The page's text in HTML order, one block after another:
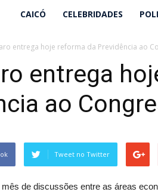
Lucielio
Henrique
CAICÓ CELEBRIDADES
entrega hoje reforma da Previdência ao
entrega
ao
Tweet no Twitter
de discussões entre as áreas